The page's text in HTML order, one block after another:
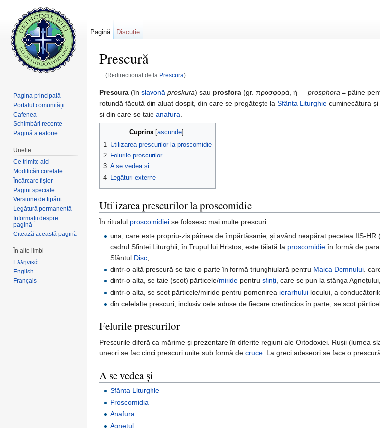
Prescură
(Redirecționat de la Prescura)
Prescura (în slavonă proskura) sau prosfora (gr. προσφορά, ἡ — prosphora = pâine
rotundă făcută din aluat dospit, din care se pregătește la Sfânta Liturghie cuminecătura
și din care se taie anafura
Cuprins [ascunde]
1
Utilizarea prescurilor la proscomidie
2 Felurile prescurilor
3 A se vedea și
4 Legături externe
Utilizarea prescurilor la proscomidie
În ritualul proscomidiei se folosesc mai multe prescuri:
una, care este propriu-zis pâinea de împărtășanie, și având neapărat pecetea IIS-
cadrul Sfintei Liturghii, în Trupul lui Hristos; este tăiată la proscomidie în formă de
Sfântul Disc;
dintr-o altă prescură se taie o parte în formă triunghiulară pentru Maica Domnului ,
dintr-o alta, se taie (scot) părticele/miride pentrusfinți, care se pun la stânga
dintr-o alta, se scot părticele/miride pentru pomenirea ierarhului locului, a
din celelalte prescuri, inclusiv cele aduse de fiecare credincios în parte, se scot
Felurile prescurilor
Prescurile diferă ca mărime și prezentare în diferite regiuni ale Ortodoxiei. Rușii (lumea
uneori se fac cinci prescuri unite sub formă de cruce. La greci adeseori se face o
A se vedea și
Sfânta Liturghie
Proscomidia
Anafura
Agnețul
Pagină Discuție
Pagina principală
Portalul comunității
Cafenea
Schimbări recente
Pagină aleatorie
Unelte
Ce trimite aici
Modificări corelate
Încărcare fișier
Pagini speciale
Versiune de tipărit
Legătură permanentă
Informații despre
pagină
Citează această pagină
În alte limbi
Ελληνικά
English
Français